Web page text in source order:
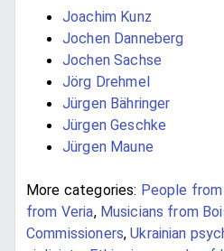
Joachim Kunz
Jochen Danneberg
Jochen Sachse
Jörg Drehmel
Jürgen Bähringer
Jürgen Geschke
Jürgen Maune
More categories: People
from Veria, Musicians from
Commissioners,Ukrainian